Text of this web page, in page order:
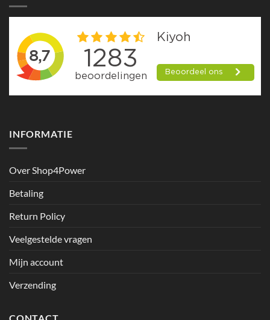
INFORMATIE
Over Shop4Power
Betaling
Return Policy
Veelgestelde vragen
Mijn account
Verzending